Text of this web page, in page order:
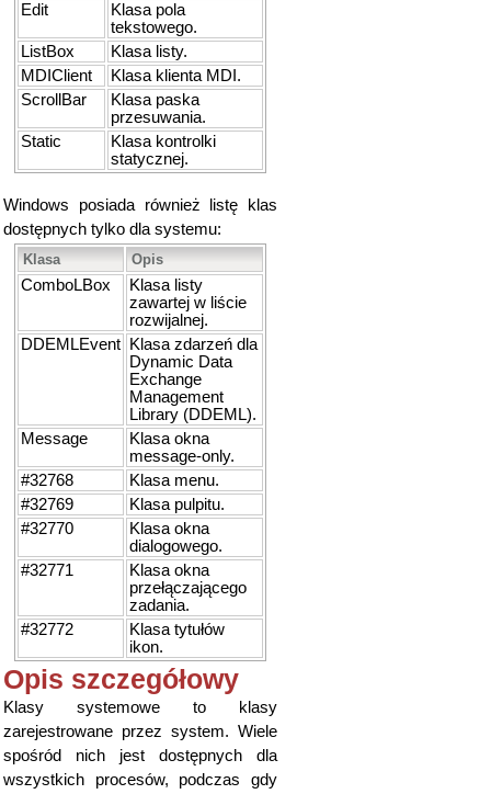
Edit
Klasa pola
tekstowego.
ListBox
Klasa listy.
MDIClient
Klasa klienta MDI.
ScrollBar
Klasa paska
przesuwania.
Static
Klasa kontrolki
statycznej.
Windows posiada również listę klas
dostępnych tylko dla systemu:
Klasa Opis
ComboLBox
Klasa listy
zawartej w liście
rozwijalnej.
DDEMLEvent
Klasa zdarzeń dla
Dynamic Data
Exchange
Management
Library (DDEML).
Message
Klasa okna
message-only.
#32768
Klasa menu.
#32769
Klasa pulpitu.
#32770
Klasa okna
dialogowego.
#32771
Klasa okna
przełączającego
zadania.
#32772
Klasa tytułów
ikon.
Opis szczegółowy
Klasy systemowe to klasy
zarejestrowane przez system. Wiele
spośród nich jest dostępnych dla
wszystkich procesów, podczas gdy